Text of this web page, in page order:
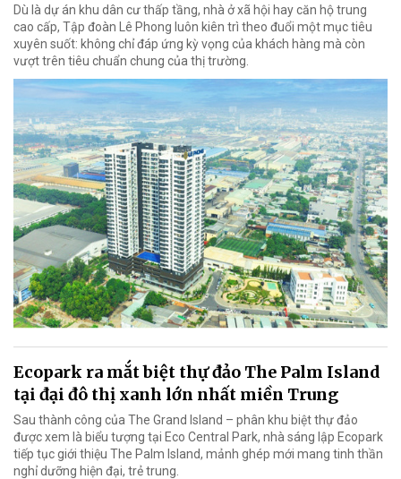
Dù là dự án khu dân cư thấp tầng, nhà ở xã hội hay căn hộ trung
cao cấp, Tập đoàn Lê Phong luôn kiên trì theo đuổi một mục tiêu
xuyên suốt: không chỉ đáp ứng kỳ vọng của khách hàng mà còn
vượt trên tiêu chuẩn chung của thị trường.
Ecopark ra mắt biệt thự đảo The Palm Island
tại đại đô thị xanh lớn nhất miền Trung
Sau thành công của The Grand Island – phân khu biệt thự đảo
được xem là biểu tượng tại Eco Central Park, nhà sáng lập Ecopark
tiếp tục giới thiệu The Palm Island, mảnh ghép mới mang tinh thần
nghỉ dưỡng hiện đại, trẻ trung.